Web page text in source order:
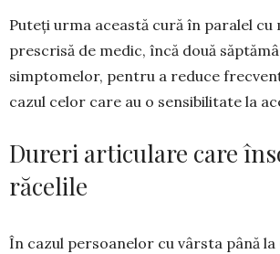
Puteți urma această cură în paralel cu
prescrisă de medic, încă două
simp­tomelor, pentru a reduce
ca­zul celor care au o sensibi­litate la
Dureri articulare care
răcelile
În cazul persoanelor cu vârsta până la